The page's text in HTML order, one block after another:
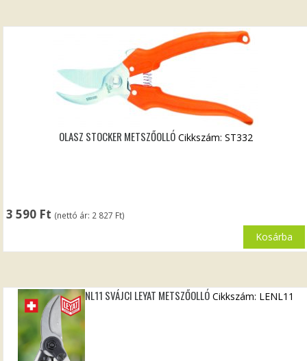
OLASZ STOCKER METSZŐOLLÓ
3 590 Ft (nettó ár: 2 827 Ft)
Cikkszám: ST332
Kosárba
NL11 SVÁJCI LEYAT METSZŐOLLÓ Cikkszám: LENL11